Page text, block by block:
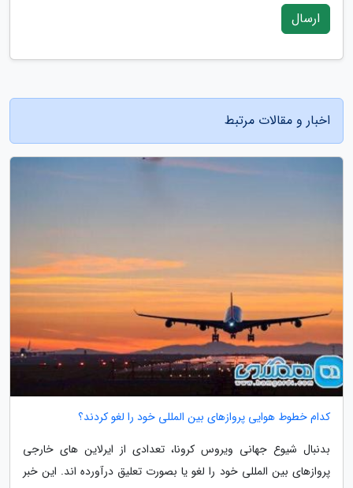
ارسال
اخبار و مقالات مرتبط
کدام خطوط هوایی پروازهای بین المللی خود را لغو کردند؟
بدنبال شیوع جهانی ویروس کرونا، تعدادی از ایرلاین های خارجی
پروازهای بین المللی خود را لغو یا بصورت تعلیق درآورده اند. این خبر